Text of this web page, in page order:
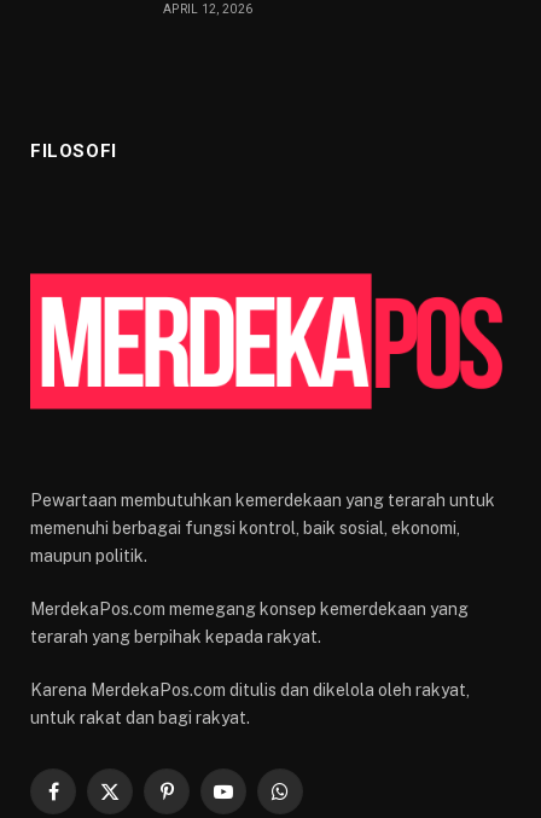
APRIL 12, 2026
FILOSOFI
Pewartaan membutuhkan kemerdekaan yang terarah untuk
memenuhi berbagai fungsi kontrol, baik sosial, ekonomi,
maupun politik.
MerdekaPos.com memegang konsep kemerdekaan yang
terarah yang berpihak kepada rakyat.
Karena MerdekaPos.com ditulis dan dikelola oleh rakyat,
untuk rakat dan bagi rakyat.
Facebook
X
PinterestYouTubeWhatsApp